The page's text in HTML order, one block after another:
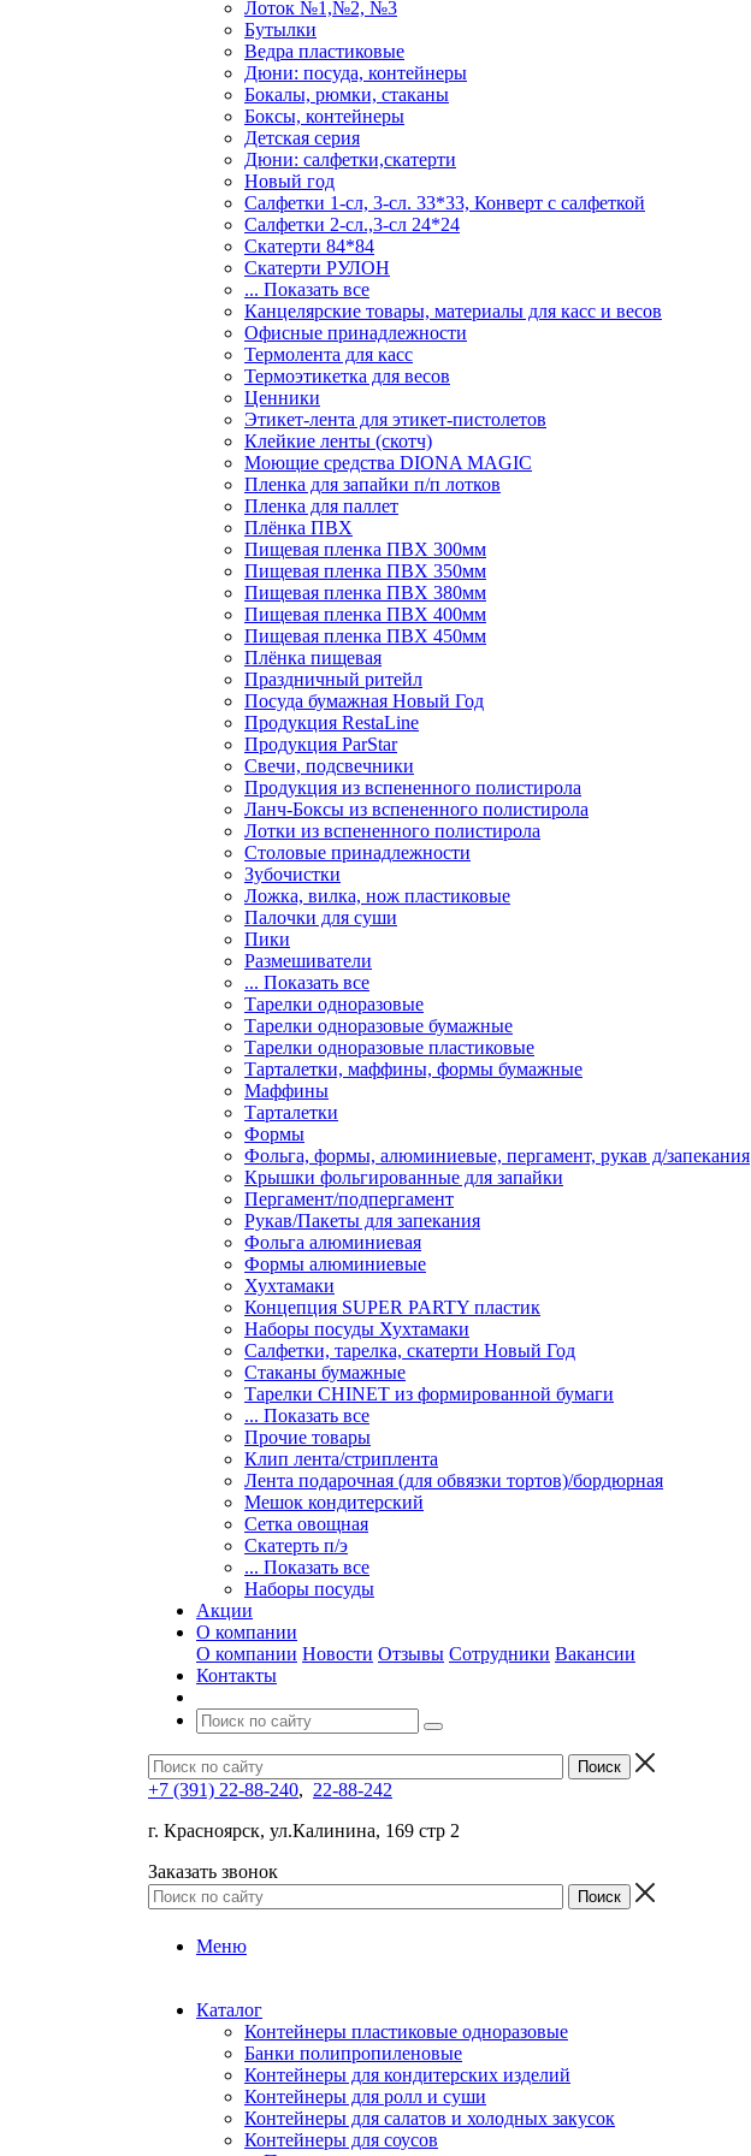
Лоток №1,№2, №3
Бутылки
Ведра пластиковые
Дюни: посуда, контейнеры
Бокалы, рюмки, стаканы
Боксы, контейнеры
Детская серия
Дюни: салфетки,скатерти
Новый год
Салфетки 1-сл, 3-сл. 33*33, Конверт с салфеткой
Салфетки 2-сл.,3-сл 24*24
Скатерти 84*84
Скатерти РУЛОН
... Показать все
Канцелярские товары, материалы для касс и весов
Офисные принадлежности
Термолента для касс
Термоэтикетка для весов
Ценники
Этикет-лента для этикет-пистолетов
Клейкие ленты (скотч)
Моющие средства DIONA MAGIC
Пленка для запайки п/п лотков
Пленка для паллет
Плёнка ПВХ
Пищевая пленка ПВХ 300мм
Пищевая пленка ПВХ 350мм
Пищевая пленка ПВХ 380мм
Пищевая пленка ПВХ 400мм
Пищевая пленка ПВХ 450мм
Плёнка пищевая
Праздничный ритейл
Посуда бумажная Новый Год
Продукция RestaLine
Продукция РarStar
Свечи, подсвечники
Продукция из вспененного полистирола
Ланч-Боксы из вспененного полистирола
Лотки из вспененного полистирола
Столовые принадлежности
Зубочистки
Ложка, вилка, нож пластиковые
Палочки для суши
Пики
Размешиватели
... Показать все
Тарелки одноразовые
Тарелки одноразовые бумажные
Тарелки одноразовые пластиковые
Тарталетки, маффины, формы бумажные
Маффины
Тарталетки
Формы
Фольга, формы, алюминиевые, пергамент, рукав д/запекания
Крышки фольгированные для запайки
Пергамент/подпергамент
Рукав/Пакеты для запекания
Фольга алюминиевая
Формы алюминиевые
Хухтамаки
Концепция SUPER PARTY пластик
Наборы посуды Хухтамаки
Салфетки, тарелка, скатерти Новый Год
Стаканы бумажные
Тарелки CHINET из формированной бумаги
... Показать все
Прочие товары
Клип лента/стриплента
Лента подарочная (для обвязки тортов)/бордюрная
Мешок кондитерский
Сетка овощная
Скатерть п/э
... Показать все
Наборы посуды
Акции
О компании
О компании Новости Отзывы Сотрудники Вакансии
Контакты
+7 (391) 22-88-240, 22-88-242
г. Красноярск, ул.Калинина, 169 стр 2
Заказать звонок
Меню
Каталог
Контейнеры пластиковые одноразовые
Банки полипропиленовые
Контейнеры для кондитерских изделий
Контейнеры для ролл и суши
Контейнеры для салатов и холодных закусок
Контейнеры для соусов